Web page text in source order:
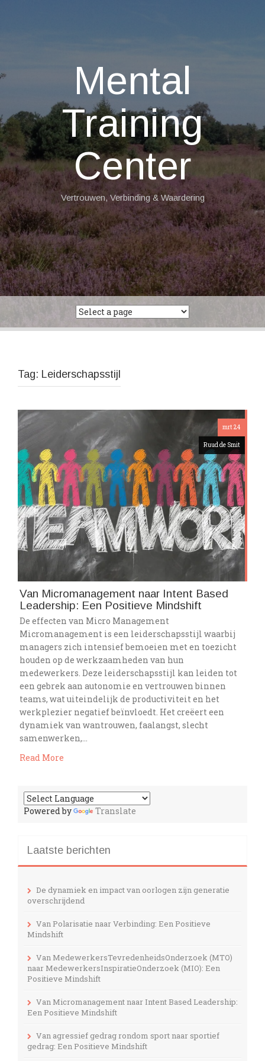
Mental
Training
Center
Vertrouwen, Verbinding & Waardering
Tag: Leiderschapsstijl
mrt 24
Ruud de Smit
Van Micromanagement naar Intent Based
Leadership: Een Positieve Mindshift
De effecten van Micro Management
Micromanagement is een leiderschapsstijl waarbij
managers zich intensief bemoeien met en toezicht
houden op de werkzaamheden van hun
medewerkers. Deze leiderschapsstijl kan leiden tot
een gebrek aan autonomie en vertrouwen binnen
teams, wat uiteindelijk de productiviteit en het
werkplezier negatief beïnvloedt. Het creëert een
dynamiek van wantrouwen, faalangst, slecht
samenwerken,…
Read More
Powered by Translate
Laatste berichten
De dynamiek en impact van oorlogen zijn generatie
overschrijdend
Van Polarisatie naar Verbinding: Een Positieve
Mindshift
Van MedewerkersTevredenheidsOnderzoek (MTO)
naar MedewerkersInspiratieOnderzoek (MIO): Een
Positieve Mindshift
Van Micromanagement naar Intent Based Leadership:
Een Positieve Mindshift
Van agressief gedrag rondom sport naar sportief
gedrag: Een Positieve Mindshift